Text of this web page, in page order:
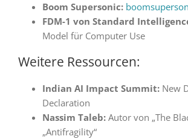
Boom Supersonic:
FDM-1 von Standard
Model für Computer Use
Weitere Ressourcen:
Indian AI Impact Summit:New
Declaration
Nassim Taleb:Autor von „The
„Antifragility“